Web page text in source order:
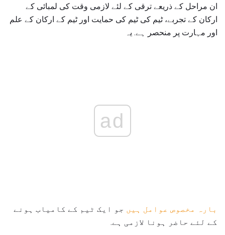
ان مراحل کے ذریعے ترقی کے لئے لازمی وقت کی لمبائی کے
ارکان کے تجربے، ٹیم کی ٹیم کی حمایت اور ٹیم کے ارکان کے علم
اور مہارت پر منحصر ہے. یہ
ad
بارہ مخصوص عوامل ہیں جو ایک ٹیم کے کامیاب ہونے
کے لئے حاضر ہونا لازمی ہے.